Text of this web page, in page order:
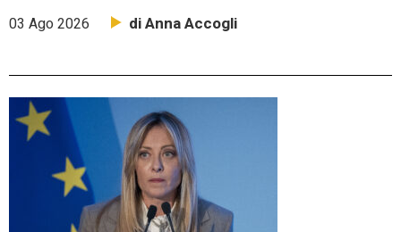
03 Ago 2026 di Anna Accogli